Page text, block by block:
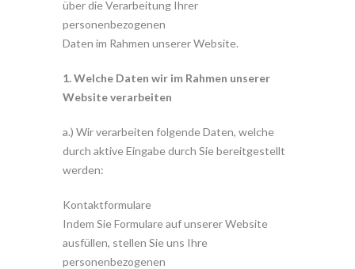
über die Verarbeitung Ihrer
personenbezogenen
Daten im Rahmen unserer Website.
1. Welche Daten wir im Rahmen unserer
Website verarbeiten
a.) Wir verarbeiten folgende Daten, welche
durch aktive Eingabe durch Sie bereitgestellt
werden:
Kontaktformulare
Indem Sie Formulare auf unserer Website
ausfüllen, stellen Sie uns Ihre
personenbezogenen